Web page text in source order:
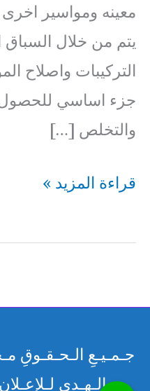
معينه ومواسير
يتم من خلال السباق
التركيبات واصلاح
جزء اساسي للحصول
والتخلص […]
فني
المرقاب
قراءة المزيد »
جـمـيـعِ الـحـقـوقِ
الـهـدى لـلإعـلانِ